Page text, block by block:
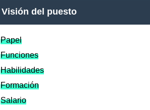
Visión del puesto
Papel
Funciones
Habilidades
Formación
Salario